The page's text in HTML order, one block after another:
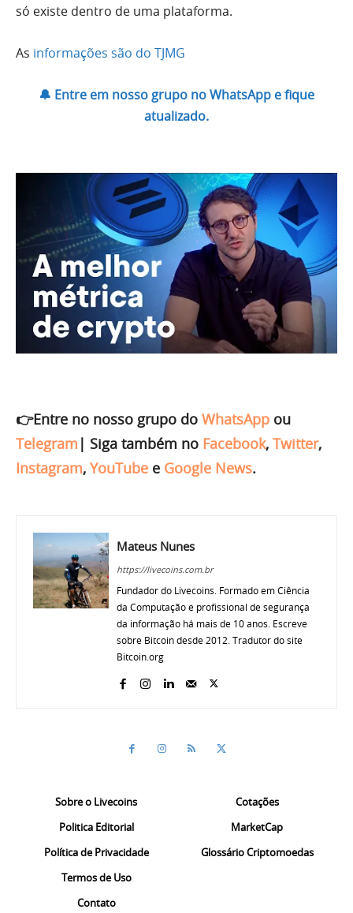
só existe dentro de uma plataforma.
As informações são do TJMG
🔔 Entre em nosso grupo no WhatsApp e fique
atualizado.
👉Entre no nosso grupo do WhatsApp ou
Telegram | Siga também no Facebook, Twitter,
Instagram, YouTube e Google News.
Mateus Nunes
https://livecoins.com.br
Fundador do Livecoins. Formado em Ciência
da Computação e profissional de segurança
da informação há mais de 10 anos. Escreve
sobre Bitcoin desde 2012. Tradutor do site
Bitcoin.org
Sobre o Livecoins
Politica Editorial
Política de Privacidade
Termos de Uso
Contato
Cotações
MarketCap
Glossário Criptomoedas